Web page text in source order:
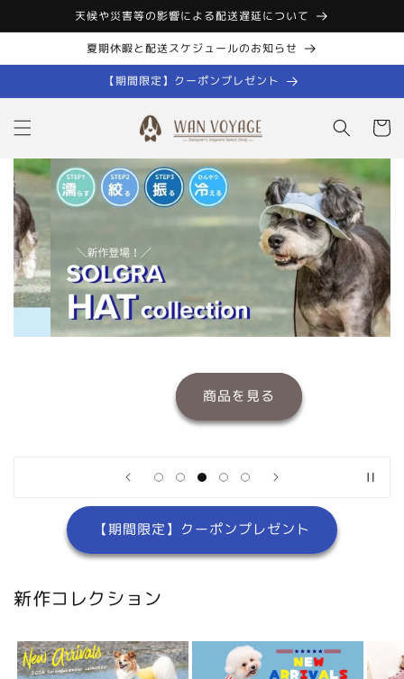
コンテン
ツに進む
天候や災害等の影響による配送遅延について
夏期休暇と配送スケジュールのお知らせ
【期間限定】クーポンプレゼント
ー
商品を見る
【期間限定】クーポンプレゼント
新作コレクション